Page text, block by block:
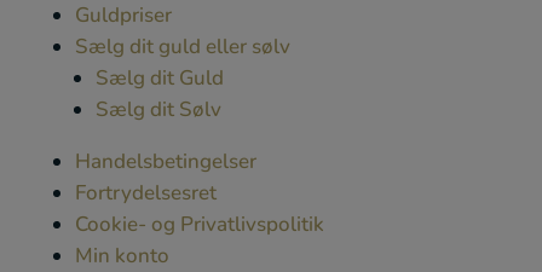
Guldpriser
Sælg dit guld eller sølv
Sælg dit Guld
Sælg dit Sølv
Handelsbetingelser
Fortrydelsesret
Cookie- og Privatlivspolitik
Min konto